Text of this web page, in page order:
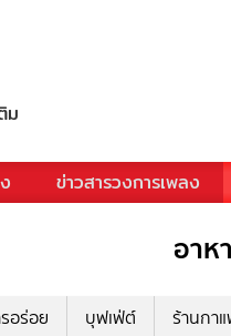
ม
ข่าวสารวงการเพลง
อาห
อร่อย บุฟเฟ่ต์ ร้านกา